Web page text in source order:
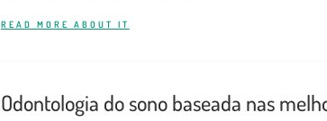
READ MORE ABOUT IT
Odontologia do sono baseada nas